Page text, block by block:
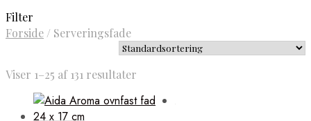
Filter
Forside/ Serveringsfade
Viser 1–25 af 131 resultater